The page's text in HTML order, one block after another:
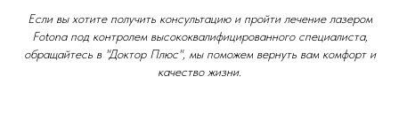
Если вы хотите получить консультацию и пройти лечение лазером
Fotona под контролем высококвалифицированного специалиста,
обращайтесь в "Доктор Плюс", мы поможем вернуть вам комфорт и
качество жизни.